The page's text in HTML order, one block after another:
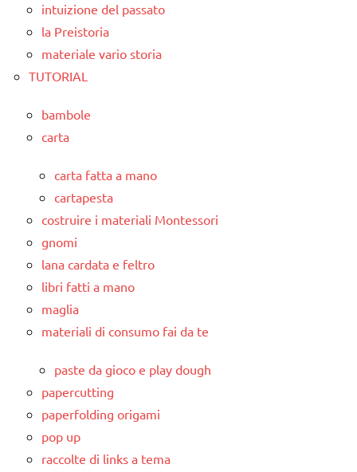
intuizione del passato
la Preistoria
materiale vario storia
TUTORIAL
bambole
carta
carta fatta a mano
cartapesta
costruire i materiali Montessori
gnomi
lana cardata e feltro
libri fatti a mano
maglia
materiali di consumo fai da te
paste da gioco e play dough
papercutting
paperfolding origami
pop up
raccolte di links a tema